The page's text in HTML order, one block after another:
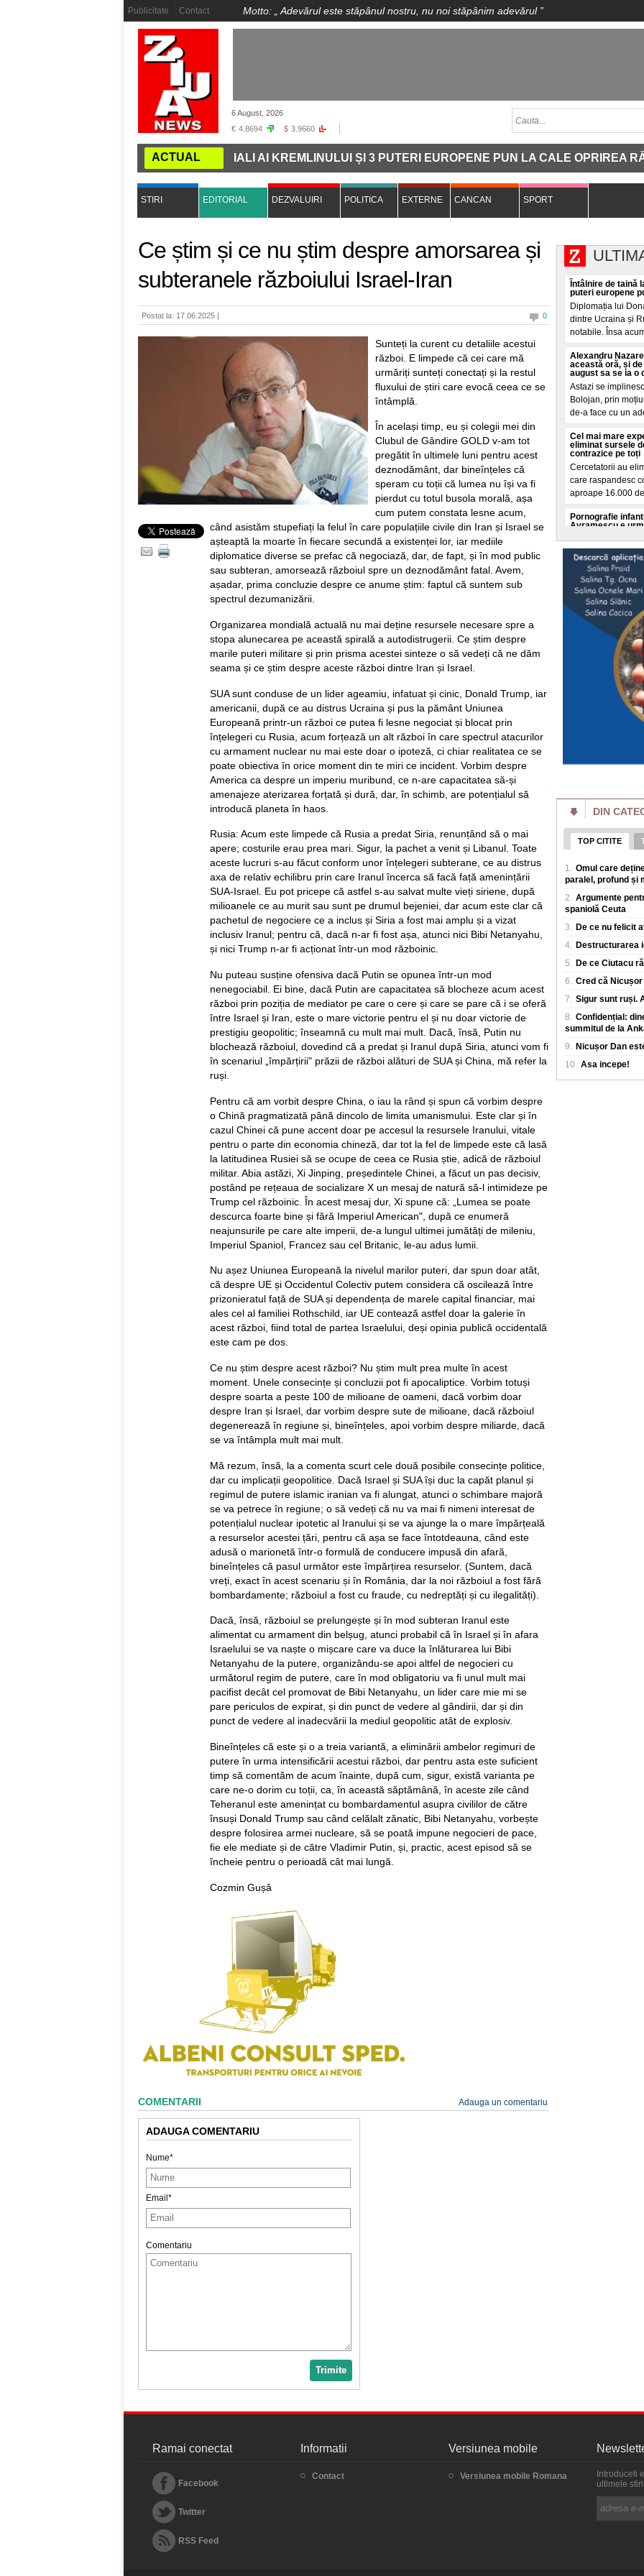
Publicitate Contact Motto: „ Adevărul este stăpânul nostru, nu noi stăpânim adevărul”
6 August, 2026
€ 4.8694 $ 3.9660
ACTUAL
DE TAINĂ LA VIENA: FOȘTI OFICIALI AI KREMLINULUI ȘI 3 PUTERI EUROPENE PUN LA CALE OPRIREA
STIRI EDITORIAL DEZVALUIRI POLITICA EXTERNE CANCAN SPORT
Ce știm și ce nu știm despre amorsarea și
subteranele războiului Israel-Iran
Postat la: 17.06.2025 | 0
Sunteți la curent cu detaliile acestui
război. E limpede că cei care mă
urmăriți sunteți conectați și la restul
fluxului de știri care evocă ceea ce se
întâmplă.
În același timp, eu și colegii mei din
Clubul de Gândire GOLD v-am tot
pregătit în ultimele luni pentru acest
deznodământ, dar bineînțeles că
speram cu toții că lumea nu își va fi
pierdut cu totul busola morală, așa
cum putem constata lesne acum,
când asistăm stupefiați la felul în care populațiile civile din Iran și Israel se
așteaptă la moarte în fiecare secundă a existenței lor, iar mediile
diplomatice diverse se prefac că negociază, dar, de fapt, și în mod public
sau subteran, amorsează războiul spre un deznodământ fatal. Avem,
așadar, prima concluzie despre ce anume știm: faptul că suntem sub
spectrul dezumanizării.
Organizarea mondială actuală nu mai deține resursele necesare spre a
stopa alunecarea pe această spirală a autodistrugerii. Ce știm despre
marile puteri militare și prin prisma acestei sinteze o să vedeți că ne dăm
seama și ce știm despre aceste război dintre Iran și Israel.
SUA sunt conduse de un lider ageamiu, infatuat și cinic, Donald Trump, iar
americanii, după ce au distrus Ucraina și pus la pământ Uniunea
Europeană printr-un război ce putea fi lesne negociat și blocat prin
înțelegeri cu Rusia, acum forțează un alt război în care spectrul atacurilor
cu armament nuclear nu mai este doar o ipoteză, ci chiar realitatea ce se
poate obiectiva în orice moment din te miri ce incident. Vorbim despre
America ca despre un imperiu muribund, ce n-are capacitatea să-și
amenajeze aterizarea forțată și dură, dar, în schimb, are potențialul să
introducă planeta în haos.
Rusia: Acum este limpede că Rusia a predat Siria, renunțând să o mai
apere; costurile erau prea mari. Sigur, la pachet a venit și Libanul. Toate
aceste lucruri s-au făcut conform unor înțelegeri subterane, ce au distrus
axa de relativ echilibru prin care Iranul încerca să facă față amenințării
SUA-Israel. Eu pot pricepe că astfel s-au salvat multe vieți siriene, după
milioanele ce au murit sau sunt pe drumul bejeniei, dar acum este clar că
pachetul de negociere ce a inclus și Siria a fost mai amplu și a vizat
inclusiv Iranul; pentru că, dacă n-ar fi fost așa, atunci nici Bibi Netanyahu,
și nici Trump n-ar fi acționat într-un mod războinic.
Nu puteau susține ofensiva dacă Putin se opunea într-un mod
nenegociabil. Ei bine, dacă Putin are capacitatea să blocheze acum acest
război prin poziția de mediator pe care o cere și care se pare că i se oferă
între Israel și Iran, este o mare victorie pentru el și nu doar victorie de
prestigiu geopolitic; înseamnă cu mult mai mult. Dacă, însă, Putin nu
blochează războiul, dovedind că a predat și Iranul după Siria, atunci vom fi
în scenariul „împărțirii" prăzii de război alături de SUA și China, mă refer la
ruși.
Pentru că am vorbit despre China, o iau la rând și spun că vorbim despre
o Chină pragmatizată până dincolo de limita umanismului. Este clar și în
cazul Chinei că pune accent doar pe accesul la resursele Iranului, vitale
pentru o parte din economia chineză, dar tot la fel de limpede este că lasă
la latitudinea Rusiei să se ocupe de ceea ce Rusia știe, adică de războiul
militar. Abia astăzi, Xi Jinping, președintele Chinei, a făcut un pas decisiv,
postând pe rețeaua de socializare X un mesaj de natură să-l intimideze pe
Trump cel războinic. În acest mesaj dur, Xi spune că: „Lumea se poate
descurca foarte bine și fără Imperiul American", după ce enumeră
neajunsurile pe care alte imperii, de-a lungul ultimei jumătăți de mileniu,
Imperiul Spaniol, Francez sau cel Britanic, le-au adus lumii.
Nu așez Uniunea Europeană la nivelul marilor puteri, dar spun doar atât,
că despre UE și Occidentul Colectiv putem considera că oscilează între
prizonieratul față de SUA și dependența de marele capital financiar, mai
ales cel al familiei Rothschild, iar UE contează astfel doar la galerie în
acest război, fiind total de partea Israelului, deși opinia publică occidentală
este cam pe dos.
Ce nu știm despre acest război? Nu știm mult prea multe în acest
moment. Unele consecințe și concluzii pot fi apocaliptice. Vorbim totuși
despre soarta a peste 100 de milioane de oameni, dacă vorbim doar
despre Iran și Israel, dar vorbim despre sute de milioane, dacă războiul
degenerează în regiune și, bineînțeles, apoi vorbim despre miliarde, dacă
se va întâmpla mult mai mult.
Mă rezum, însă, la a comenta scurt cele două posibile consecințe politice,
dar cu implicații geopolitice. Dacă Israel și SUA își duc la capăt planul și
regimul de putere islamic iranian va fi alungat, atunci o schimbare majoră
se va petrece în regiune; o să vedeți că nu va mai fi nimeni interesat de
potențialul nuclear ipotetic al Iranului și se va ajunge la o mare împărțeală
a resurselor acestei țări, pentru că așa se face întotdeauna, când este
adusă o marionetă într-o formulă de conducere impusă din afară,
bineînțeles că pasul următor este împărțirea resurselor. (Suntem, dacă
vreți, exact în acest scenariu și în România, dar la noi războiul a fost fără
bombardamente; războiul a fost cu fraude, cu nedreptăți și cu ilegalități).
Dacă, însă, războiul se prelungește și în mod subteran Iranul este
alimentat cu armament din belșug, atunci probabil că în Israel și în afara
Israelului se va naște o mișcare care va duce la înlăturarea lui Bibi
Netanyahu de la putere, organizându-se apoi altfel de negocieri cu
următorul regim de putere, care în mod obligatoriu va fi unul mult mai
pacifist decât cel promovat de Bibi Netanyahu, un lider care mie mi se
pare periculos de expirat, și din punct de vedere al gândirii, dar și din
punct de vedere al inadecvării la mediul geopolitic atât de explosiv.
Bineînțeles că este și o a treia variantă, a eliminării ambelor regimuri de
putere în urma intensificării acestui război, dar pentru asta este suficient
timp să comentăm de acum înainte, după cum, sigur, există varianta pe
care ne-o dorim cu toții, ca, în această săptămână, în aceste zile când
Teheranul este amenințat cu bombardamentul asupra civililor de către
însuși Donald Trump sau când celălalt zănatic, Bibi Netanyahu, vorbește
despre folosirea armei nucleare, să se poată impune negocieri de pace,
fie ele mediate și de către Vladimir Putin, și, practic, acest episod să se
încheie pentru o perioadă cât mai lungă.
Cozmin Gușă
COMENTARII Adauga un comentariu
ADAUGA COMENTARIU
Nume*
Email*
Comentariu
Trimite
Întâlnire de taină
puteri europene
Diplomația lui
dintre Ucraina și
notabile. Însa
Alexandru
această oră, și de
august sa se ia o
Astazi se
Bolojan, prin
de-a face cu un
Cel mai mare
eliminat sursele
contrazice pe toți
Cercetatorii au
care raspandesc
aproape 16.000
Pornografie
Avramescu e
Fostul consilier
dosar de
DIICOT, care l-au
Nicușor Dan
"Amendamentul
salariu de la
Președintele
de viața,
avere și de
Modelele
oamenii să
Cele mai recente
ingrijorarile ca
pentru o
Cât zahăr are un
Care îngrașă
grame zahar. Cam
Intrebarea cheie:
apa Dunării?
Conform datelor
centrelor de date
Serbia - deci din
Un porumbel a
în Franța. Peste
Un porumbel care
incendiu de
francez
DIN
TOP CITITE
1. Omul care
paralel, profund și
2. Argumente
spaniolă Ceuta
3. De ce nu felicit
4. Destructurarea
5. De ce Ciutacu
6. Cred că
7. Sigur sunt ruși.
8. Confidențial:
summitul de la
9. Nicușor Dan
10. Asa incepe!
Ramai conectat
Facebook
Twitter
RSS Feed
Informatii
Contact
Versiunea mobile
Versiunea mobile Romana
Introduceti
ultimele